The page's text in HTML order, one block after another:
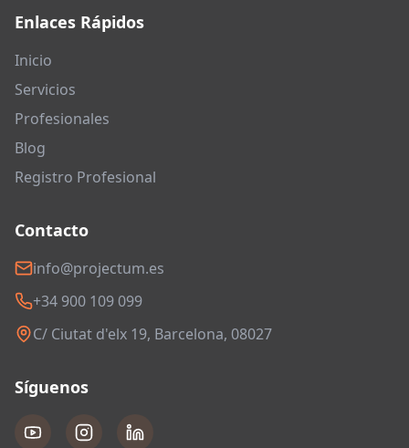
Enlaces Rápidos
Inicio
Servicios
Profesionales
Blog
Registro Profesional
Contacto
info@projectum.es
+34 900 109 099
C/ Ciutat d'elx 19, Barcelona, 08027
Síguenos